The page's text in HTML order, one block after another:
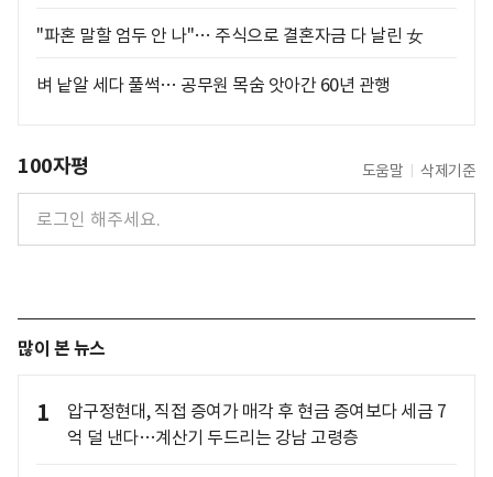
"파혼 말할 엄두 안 나"… 주식으로 결혼자금 다 날린 女
벼 낱알 세다 풀썩… 공무원 목숨 앗아간 60년 관행
100자평 도움말 삭제기준
많이 본 뉴스
1
압구정현대, 직접 증여가 매각 후 현금 증여보다 세금 7
억 덜 낸다…계산기 두드리는 강남 고령층